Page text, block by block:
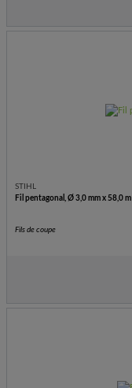
STIHL
Fil pentagonal, Ø 3,0 mm x 58,0 m
Fils de coupe